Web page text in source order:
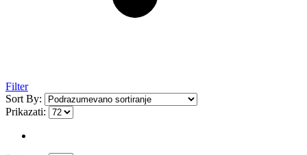
Filter
Sort By:
Prikazati: